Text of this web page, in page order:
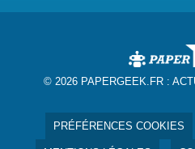
© 2026 PAPERGEEK.FR :
PRÉFÉRENCES COOKIES